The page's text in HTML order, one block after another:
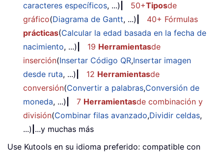
caracteres específicos, ...) 50+Tiposde
gráfico(Diagrama de Gantt, ...)
40+ Fórmulas
prácticas(Calcular la edad basada en la fecha de
nacimiento, ...) 19 Herramientasde
inserción(Insertar Código QR,Insertar imagen
desde ruta, ...) 12 Herramientasde
conversión(Convertir a palabras,Conversión de
moneda, ...) 7 Herramientasde combinación y
división(Combinar filas avanzado,Dividir celdas,
...) ...y muchas más
Use Kutools en su idioma preferido: compatible con